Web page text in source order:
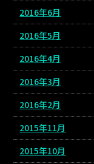
2016年6月
2016年5月
2016年4月
2016年3月
2016年2月
2015年11月
2015年10月